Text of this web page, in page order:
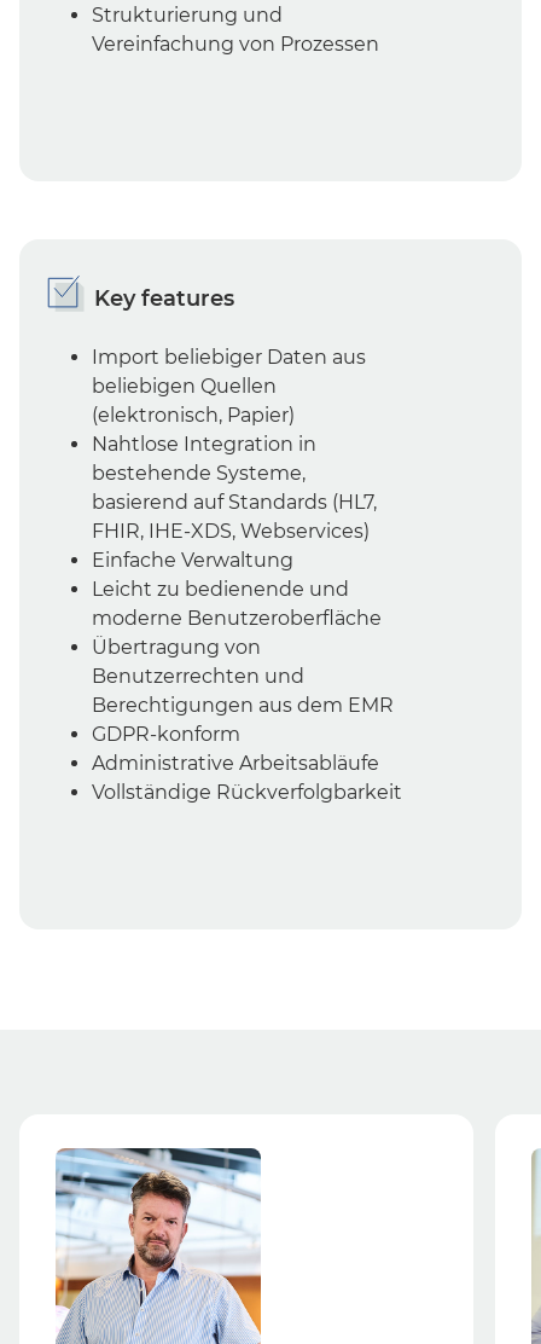
Strukturierung und
Vereinfachung von Prozessen
Key features
Import beliebiger Daten aus
beliebigen Quellen
(elektronisch, Papier)
Nahtlose Integration in
bestehende Systeme,
basierend auf Standards (HL7,
FHIR, IHE-XDS, Webservices)
Einfache Verwaltung
Leicht zu bedienende und
moderne Benutzeroberfläche
Übertragung von
Benutzerrechten und
Berechtigungen aus dem EMR
GDPR-konform
Administrative Arbeitsabläufe
Vollständige Rückverfolgbarkeit